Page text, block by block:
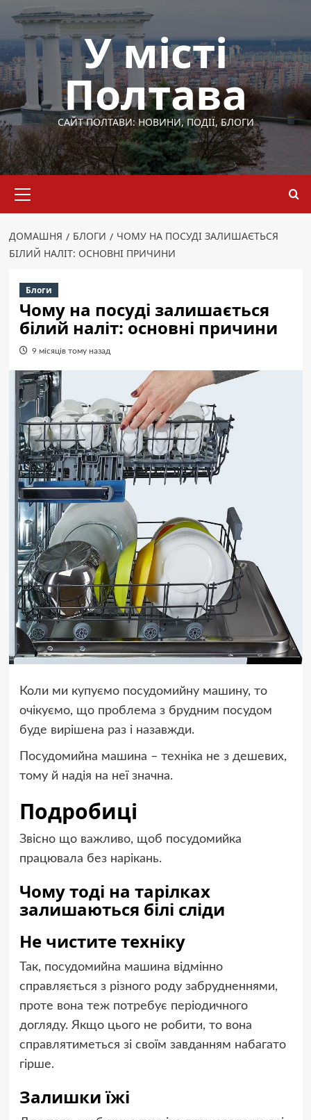
Перейти
вмісту
У місті
Полтава
САЙТ ПОЛТАВИ: НОВИНИ, ПОДІЇ, БЛОГИ
меню
ДОМАШНЯ БЛОГИ
ЧОМУ НА ПОСУДІ ЗАЛИШАЄТЬСЯ
БІЛИЙ НАЛІТ: ОСНОВНІ ПРИЧИНИ
Блоги
Чому на посуді залишається
білий наліт: основні причини
9 місяців тому назад
Коли ми купуємо посудомийну машину, то
очікуємо, що проблема з брудним посудом
буде вирішена раз і назавжди.
Посудомийна машина – техніка не з дешевих,
тому й надія на неї значна.
Подробиці
Звісно що важливо, щоб посудомийка
працювала без нарікань.
Чому тоді на тарілках
залишаються білі сліди
Не чистите техніку
Так, посудомийна машина відмінно
справляється з різного роду забрудненнями,
проте вона теж потребує періодичного
догляду. Якщо цього не робити, то вона
справлятиметься зі своїм завданням набагато
гірше.
Залишки їжі